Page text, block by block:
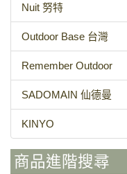
Nuit 努特
Outdoor Base 台灣
Remember Outdoor
SADOMAIN 仙德曼
KINYO
商品進階搜尋